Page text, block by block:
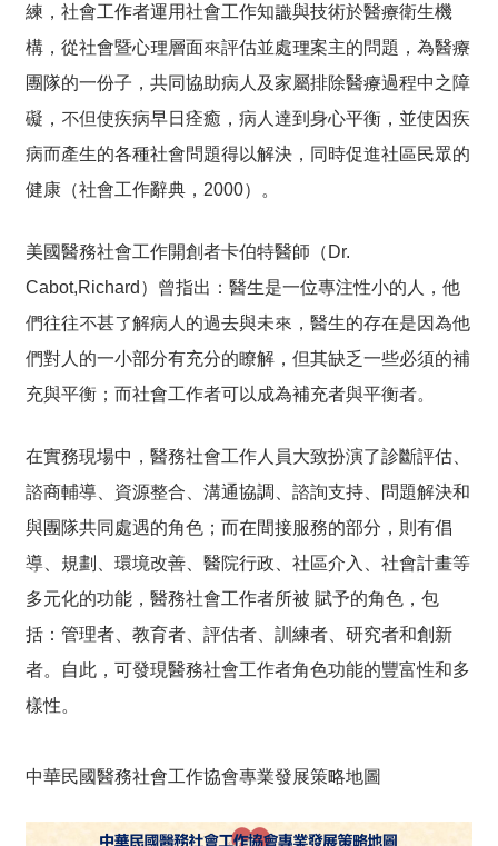
練，社會工作者運用社會工作知識與技術於醫療衛生機
構，從社會暨心理層面來評估並處理案主的問題，為醫療
團隊的一份子，共同協助病人及家屬排除醫療過程中之障
礙，不但使疾病早日痊癒，病人達到身心平衡，並使因疾
病而產生的各種社會問題得以解決，同時促進社區民眾的
健康（社會工作辭典，2000）。
美國醫務社會工作開創者卡伯特醫師（Dr.
Cabot,Richard）曾指出：醫生是一位專注性小的人，他
們往往不甚了解病人的過去與未來，醫生的存在是因為他
們對人的一小部分有充分的瞭解，但其缺乏一些必須的補
充與平衡；而社會工作者可以成為補充者與平衡者。
在實務現場中，醫務社會工作人員大致扮演了診斷評估、
諮商輔導、資源整合、溝通協調、諮詢支持、問題解決和
與團隊共同處遇的角色；而在間接服務的部分，則有倡
導、規劃、環境改善、醫院行政、社區介入、社會計畫等
多元化的功能，醫務社會工作者所被 賦予的角色，包
括：管理者、教育者、評估者、訓練者、研究者和創新
者。自此，可發現醫務社會工作者角色功能的豐富性和多
樣性。
中華民國醫務社會工作協會專業發展策略地圖